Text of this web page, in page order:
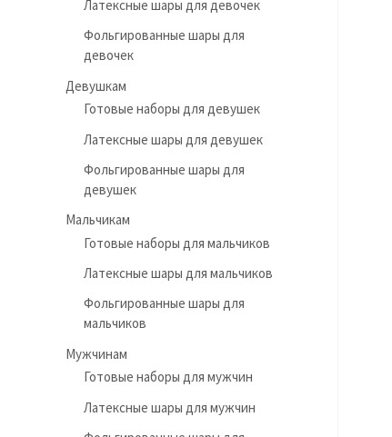
Латексные шары для девочек
Фольгированные шары для
девочек
Девушкам
Готовые наборы для девушек
Латексные шары для девушек
Фольгированные шары для
девушек
Мальчикам
Готовые наборы для мальчиков
Латексные шары для мальчиков
Фольгированные шары для
мальчиков
Мужчинам
Готовые наборы для мужчин
Латексные шары для мужчин